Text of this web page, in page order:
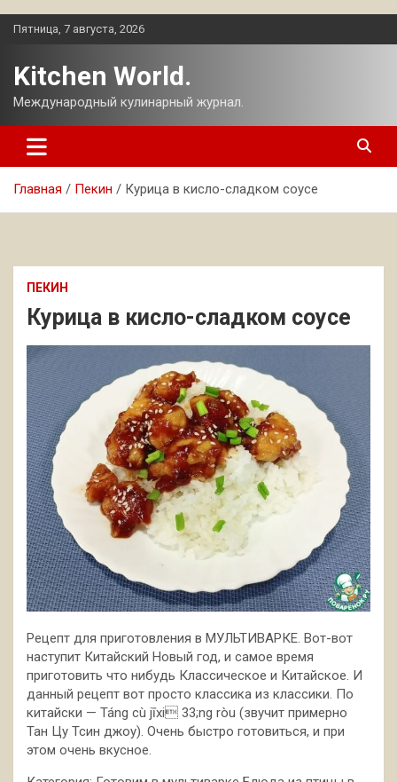
Перейти
Пятница, 7 августа, 2026
Kitchen World.
Международный кулинарный журнал.
Главная Пекин Курица в кисло-сладком соусе
ПЕКИН
Курица в кисло-сладком соусе
Рецепт для приготовления в МУЛЬТИВАРКЕ. Вот-вот
наступит Китайский Новый год, и самое время
приготовить что нибудь Классическое и Китайское. И
данный рецепт вот просто классика из классики. По
китайски — Táng cù jīxi 33;ng ròu (звучит примерно
Тан Цу Тсин джоу). Очень быстро готовиться, и при
этом очень вкусное.